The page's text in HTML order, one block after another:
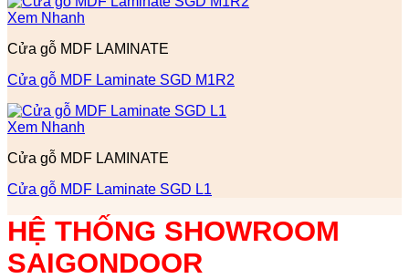
Xem Nhanh
Cửa gỗ MDF LAMINATE
Cửa gỗ MDF Laminate SGD M1R2
Xem Nhanh
Cửa gỗ MDF LAMINATE
Cửa gỗ MDF Laminate SGD L1
HỆ THỐNG SHOWROOM
SAIGONDOOR